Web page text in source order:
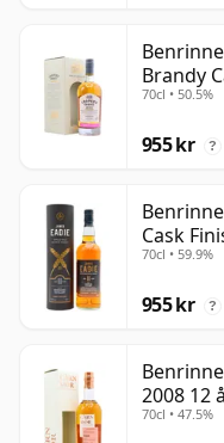
Brandy
gammal
70cl • 50.5%
955 kr ?
Cask
gammal
70cl • 59.9%
955 kr ?
2008 12
70cl • 47.5%